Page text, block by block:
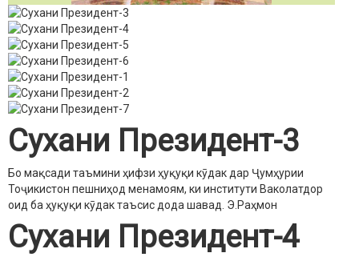
Сухани Президент-3
Бо мақсади таъмини ҳифзи ҳуқуқи кӯдак дар Ҷумҳурии
Тоҷикистон пешниҳод менамоям, ки институти Ваколатдор
оид ба ҳуқуқи кӯдак таъсис дода шавад. Э.Раҳмон
Сухани Президент-4